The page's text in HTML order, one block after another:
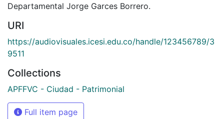
Departamental Jorge Garces Borrero.
URI
https://audiovisuales.icesi.edu.co/handle/123456789/3
9511
Collections
APFFVC - Ciudad - Patrimonial
Full item page